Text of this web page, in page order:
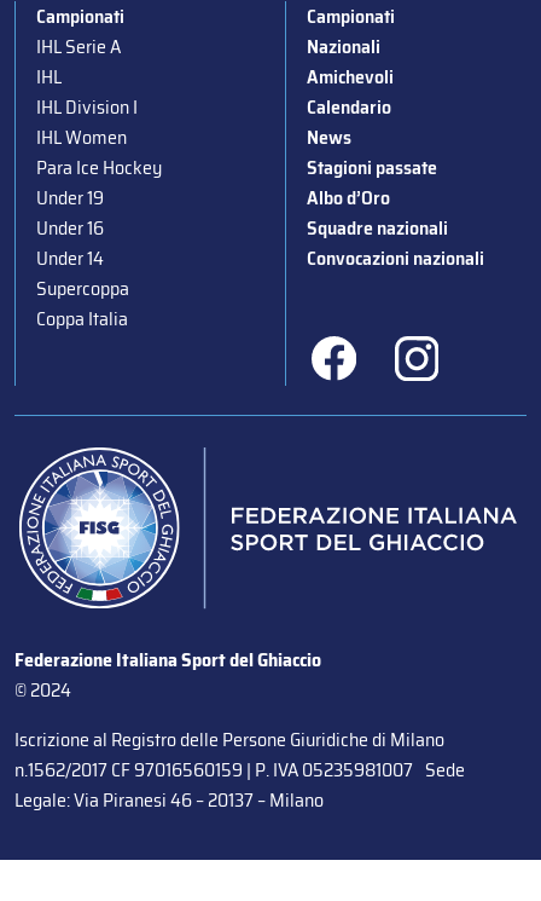
Campionati
IHL Serie A
IHL
IHL Division I
IHL Women
Para Ice Hockey
Under 19
Under 16
Under 14
Supercoppa
Coppa Italia
Campionati
Nazionali
Amichevoli
Calendario
News
Stagioni passate
Albo d’Oro
Squadre nazionali
Convocazioni nazionali
Federazione Italiana Sport del Ghiaccio
© 2024
Iscrizione al Registro delle Persone Giuridiche di Milano
n.1562/2017 CF 97016560159 | P. IVA 05235981007 Sede
Legale: Via Piranesi 46 – 20137 – Milano